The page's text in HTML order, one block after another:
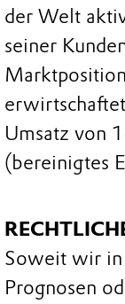
der Welt
seiner
Umsatz von
(bereinigtes
Soweit wir in
Prognosen